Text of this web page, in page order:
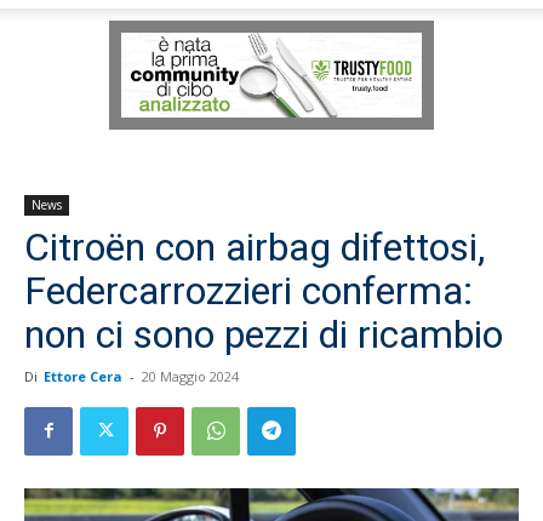
Salvagente
News
Citroën con airbag difettosi,
Federcarrozzieri conferma:
non ci sono pezzi di ricambio
Di Ettore Cera - 20 Maggio 2024